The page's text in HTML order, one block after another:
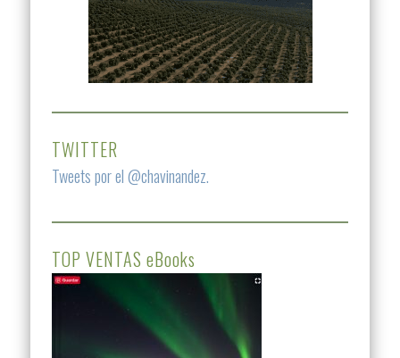
TWITTER
Tweets por el @chavinandez.
TOP VENTAS eBooks